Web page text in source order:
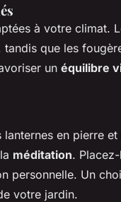
à votre climat.
tandis que les
un équilibre
lanternes en pierre
méditation.
personnelle. Un
votre jardin.